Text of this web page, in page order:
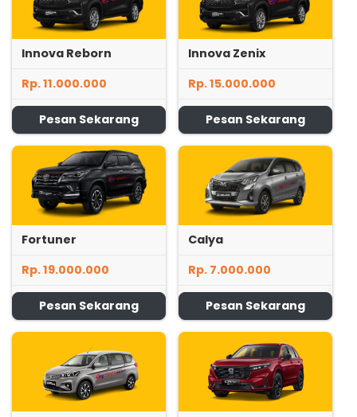
Innova Reborn
Rp. 11.000.000
Pesan Sekarang
Innova Zenix
Rp. 15.000.000
Pesan Sekarang
Fortuner
Rp. 19.000.000
Pesan Sekarang
Calya
Rp. 7.000.000
Pesan Sekarang